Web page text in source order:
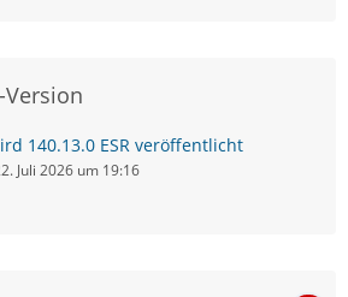
Version
140.13.0 ESR veröffentlicht
Juli 2026 um 19:16